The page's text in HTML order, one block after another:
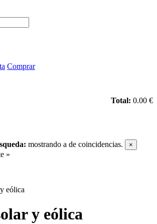
Comprar
Total: 0.00 €
mostrando a de coincidencias. ×
»
eólica
y eólica